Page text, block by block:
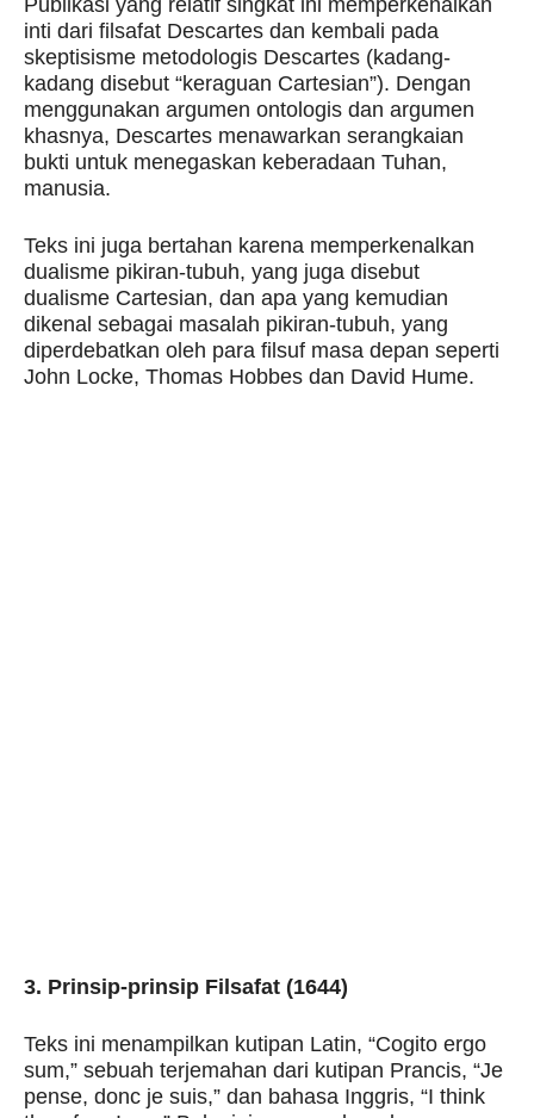
Publikasi yang relatif singkat ini memperkenalkan
inti dari filsafat Descartes dan kembali pada
skeptisisme metodologis Descartes (kadang-
kadang disebut “keraguan Cartesian”). Dengan
menggunakan argumen ontologis dan argumen
khasnya, Descartes menawarkan serangkaian
bukti untuk menegaskan keberadaan Tuhan,
manusia.
Teks ini juga bertahan karena memperkenalkan
dualisme pikiran-tubuh, yang juga disebut
dualisme Cartesian, dan apa yang kemudian
dikenal sebagai masalah pikiran-tubuh, yang
diperdebatkan oleh para filsuf masa depan seperti
John Locke, Thomas Hobbes dan David Hume.
3. Prinsip-prinsip Filsafat (1644)
Teks ini menampilkan kutipan Latin, “Cogito ergo
sum,” sebuah terjemahan dari kutipan Prancis, “Je
pense, donc je suis,” dan bahasa Inggris, “I think